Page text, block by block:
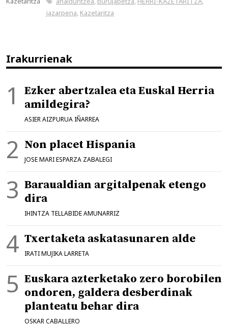
jazarpena, Kazetaritza
Irakurrienak
Ezker abertzalea eta Euskal Herria
amildegira?
ASIER AIZPURUA IÑARREA
Non placet Hispania
JOSE MARI ESPARZA ZABALEGI
Baraualdian argitalpenak etengo
dira
IHINTZA TELLABIDE AMUNARRIZ
Txertaketa askatasunaren alde
IRATI MUJIKA LARRETA
Euskara azterketako zero borobilen
ondoren, galdera desberdinak
planteatu behar dira
OSKAR CABALLERO